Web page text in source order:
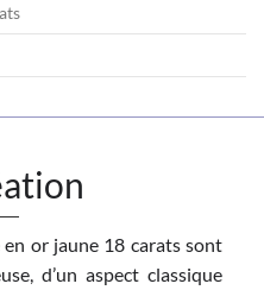
en or jaune 18 carats sont
d’un aspect classique